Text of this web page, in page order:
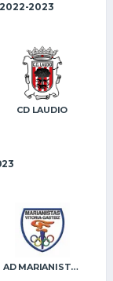
2022-2023
CD LAUDIO
AD MARIANISTAS KE